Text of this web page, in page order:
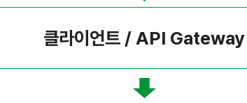
클라이언트 / API Gateway